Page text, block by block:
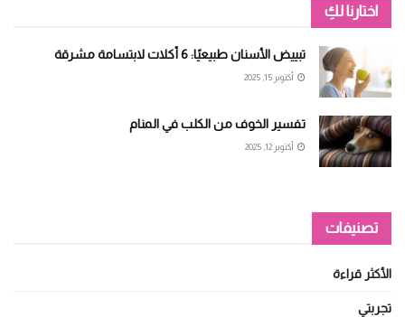
اختارنا لكِ
تبييض الأسنان طبيعيًا: 6 أكلات لابتسامة مشرقة
أكتوبر 15, 2025
تفسير الخوف من الكلب في المنام
أكتوبر 12, 2025
تصنيفات
الأكثر قراءة
تجربتي